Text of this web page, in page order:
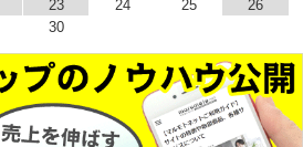
23 24 25
26
30